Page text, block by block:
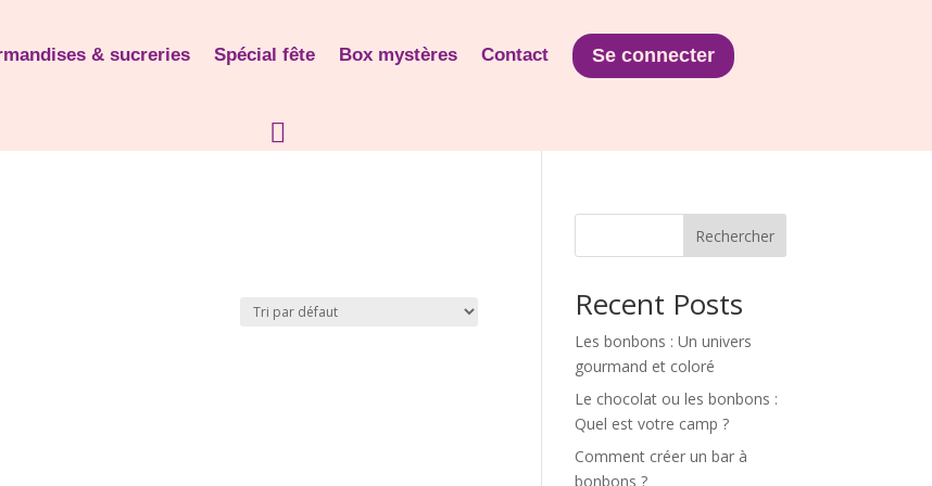
& sucreries Spécial fête Box mystères Contact Se connecter
Rechercher
Recent Posts
Les bonbons : Un univers
gourmand et coloré
Le chocolat ou les bonbons :
Quel est votre camp ?
Comment créer un bar à
bonbons ?